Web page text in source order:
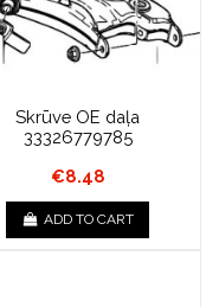
Skrūve OE daļa
33326779785
€8.48
ADD TO CART